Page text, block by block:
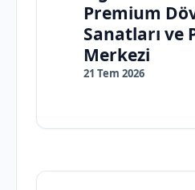
Premium
Sanatları ve
Merkezi
21 Tem 2026